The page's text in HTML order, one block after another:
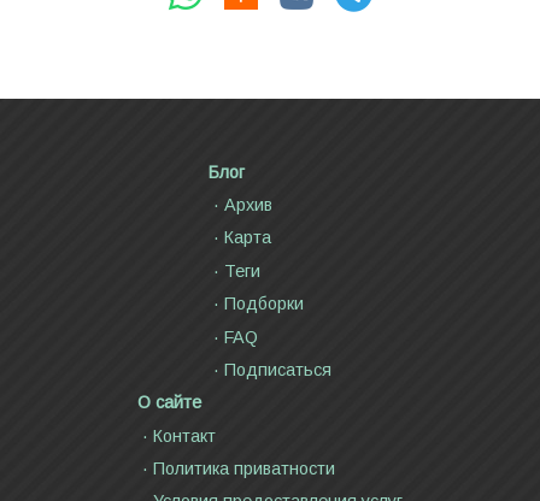
Блог
Архив
Карта
Теги
Подборки
FAQ
Подписаться
О сайте
Контакт
Политика приватности